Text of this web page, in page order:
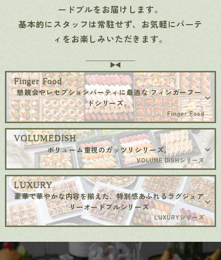
ードブルをお届けします。
基本的にスタッフは常駐せず、お気軽にパーテ
ィをお楽しみいただきます。
Finger Food
懇親会やレセプションパーティに最適な フィンガーフー
ドシリーズ。
Finger Food
VOLUMEDISH
ボリューム重視のガッツリシリーズ。
VOLUME DISHシリーズ
LUXURY
豪華で華やかな内容を揃えた、特別感あふれるラグジュア
リーオードブルシリーズ
LUXURYシリーズ